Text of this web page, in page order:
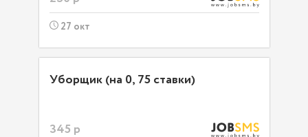
27 окт
Уборщик (на 0, 75 ставки)
345 р